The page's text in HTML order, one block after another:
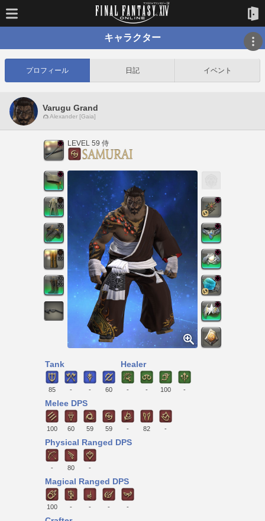
キャラクター
プロフィール 日記 イベント
Varugu Grand
Alexander [Gaia]
LEVEL 59 侍
Tank
85 - - 60
Healer
- - 100 -
Melee DPS
100 60 59 59 - 82 -
Physical Ranged DPS
- 80 -
Magical Ranged DPS
100 - - - -